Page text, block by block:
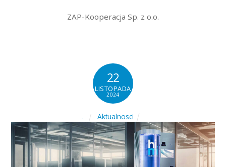
ZAP-Kooperacja Sp. z o.o.
22
LISTOPADA
2024
. Aktualnosci